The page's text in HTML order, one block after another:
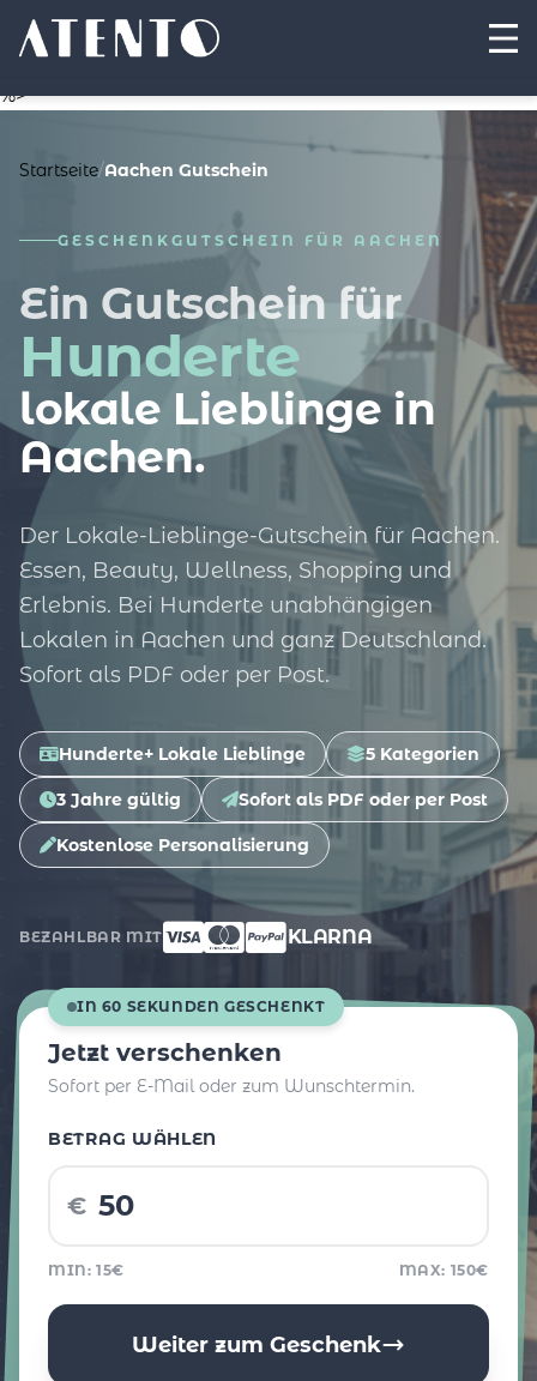
%>
Startseite/Aachen Gutschein
GESCHENKGUTSCHEIN FÜR AACHEN
Ein Gutschein für
Hunderte
lokale Lieblinge in
Aachen.
Der Lokale-Lieblinge-Gutschein für Aachen.
Essen, Beauty, Wellness, Shopping und
Erlebnis. Bei Hunderte unabhängigen
Lokalen in Aachen und ganz Deutschland.
Sofort als PDF oder per Post.
Hunderte+ Lokale Lieblinge 5 Kategorien
3 Jahre gültig Sofort als PDF oder per Post
Kostenlose Personalisierung
BEZAHLBAR MIT KLARNA
IN 60 SEKUNDEN GESCHENKT
Jetzt verschenken
Sofort per E-Mail oder zum Wunschtermin.
BETRAG WÄHLEN
€
MIN: 15€ MAX: 150€
Weiter zum Geschenk